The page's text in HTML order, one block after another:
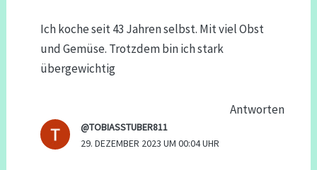
Ich koche seit 43 Jahren selbst. Mit viel Obst
und Gemüse. Trotzdem bin ich stark
übergewichtig
Antworten
@TOBIASSTUBER811
29. DEZEMBER 2023 UM 00:04 UHR